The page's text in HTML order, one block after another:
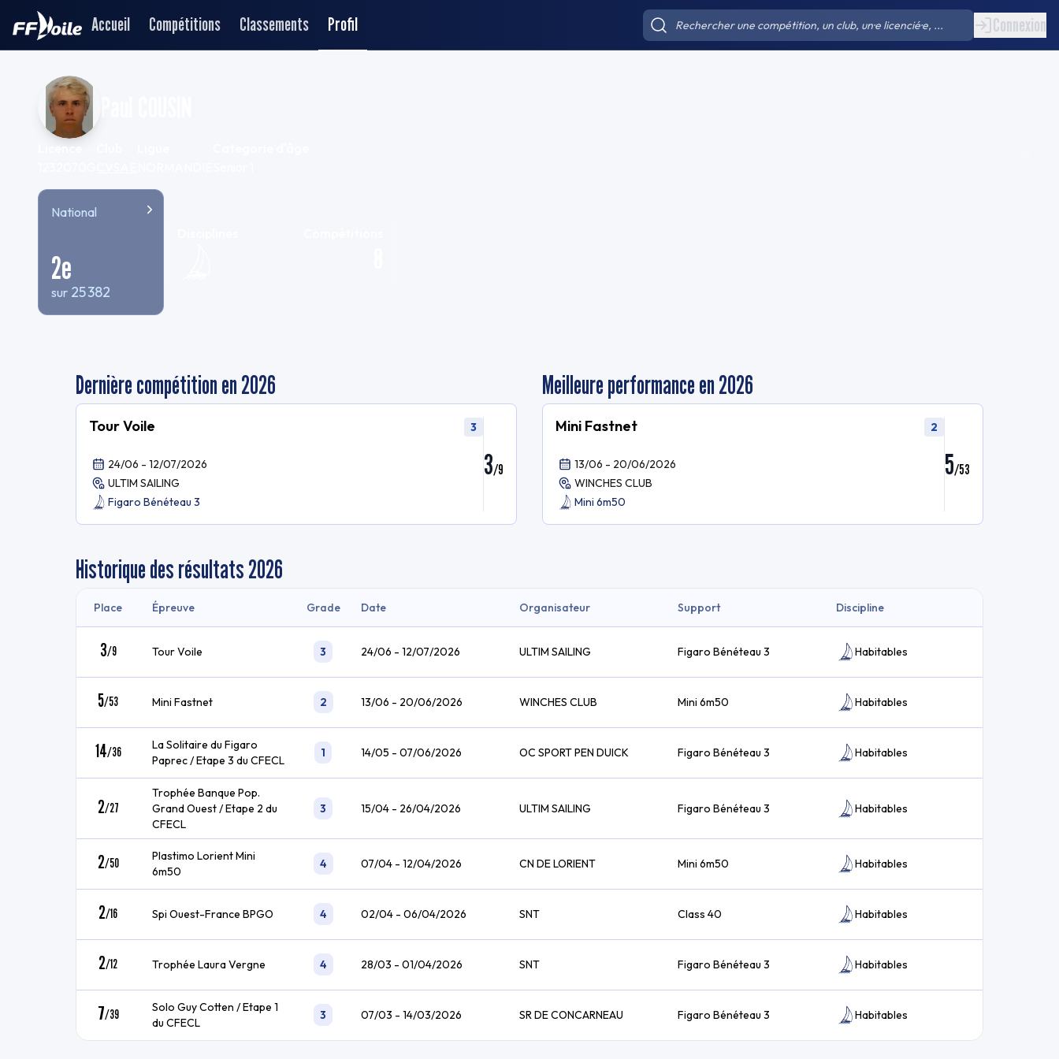
Accueil Compétitions Classements Profil Connexion
National
2e
sur 25 382
Dernière compétition en 2026
Tour Voile 3
24/06 - 12/07/2026
ULTIM SAILING
Figaro Bénéteau 3
3/9
Meilleure performance en 2026
Mini Fastnet 2
13/06 - 20/06/2026
WINCHES CLUB
Mini 6m50
5/53
Historique des résultats2026
Place Épreuve Grade Date Organisateur Support Discipline
3/9 Tour Voile 3 24/06 - 12/07/2026 ULTIM SAILING Figaro Bénéteau 3 Habitables
5/53 Mini Fastnet 2 13/06 - 20/06/2026 WINCHES CLUB Mini 6m50 Habitables
14/36
La Solitaire du Figaro
Paprec / Etape 3 du CFECL
1 14/05 - 07/06/2026 OC SPORT PEN DUICK Figaro Bénéteau 3 Habitables
2/27
Trophée Banque Pop.
Grand Ouest / Etape 2 du
CFECL
3 15/04 - 26/04/2026 ULTIM SAILING Figaro Bénéteau 3 Habitables
2/50
Plastimo Lorient Mini
6m50
4 07/04 - 12/04/2026 CN DE LORIENT Mini 6m50 Habitables
2/16 Spi Ouest-France BPGO 4 02/04 - 06/04/2026 SNT Class 40 Habitables
2/12 Trophée Laura Vergne 4 28/03 - 01/04/2026 SNT Figaro Bénéteau 3 Habitables
7/39
Solo Guy Cotten / Etape 1
du CFECL
3 07/03 - 14/03/2026 SR DE CONCARNEAU Figaro Bénéteau 3 Habitables